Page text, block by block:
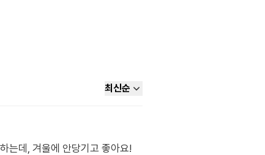
최신순
는데, 겨울에 안당기고 좋아요!